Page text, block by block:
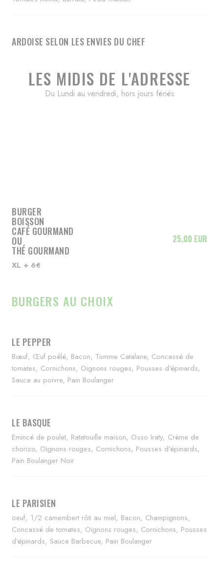
ARDOISE SELON LES ENVIES DU CHEF
LES MIDIS DE L'ADRESSE
Du Lundi au vendredi, hors jours fériés
BURGER
BOISSON
CAFÉ GOURMAND
OU
THÉ GOURMAND
XL + 6€
25,00 EUR
BURGERS AU CHOIX
LE PEPPER
Bœuf, Œuf poêlé, Bacon, Tomme Catalane, Concassé de
tomates, Cornichons, Oignons rouges, Pousses d'épinards,
Sauce au poivre, Pain Boulanger
LE BASQUE
Emincé de poulet, Ratatouille maison, Osso Iraty, Crème de
chorizo, Oignons rouges, Cornichons, Pousses d'épinards,
Pain Boulanger Noir
LE PARISIEN
oeuf, 1/2 camembert rôti au miel, Bacon, Champignons,
Concassé de tomates, Oignons rouges, Cornichons, Pousses
d'épinards, Sauce Barbecue, Pain Boulanger